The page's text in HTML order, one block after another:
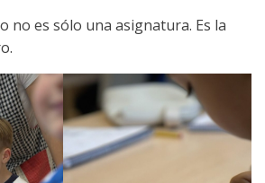
no es sólo una asignatura. Es la